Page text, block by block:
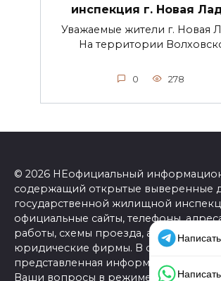
инспекция г. Новая
Уважаемые жители г. Новая
На территории
0 278
© 2026 НЕофициальный
содержащий открытые выверенные
государственной жилищной
официальные сайты, телефоны,
работы, схемы проезда, а также
юридические фирмы. В совокупности
представленная информация
Ваши вопросы в режиме одной